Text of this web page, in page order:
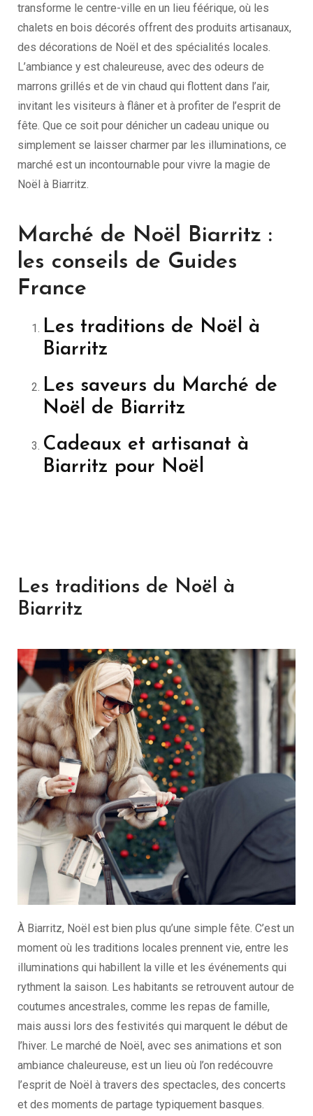
transforme le centre-ville en un lieu féérique, où les
chalets en bois décorés offrent des produits artisanaux,
des décorations de Noël et des spécialités locales.
L’ambiance y est chaleureuse, avec des odeurs de
marrons grillés et de vin chaud qui flottent dans l’air,
invitant les visiteurs à flâner et à profiter de l’esprit de
fête. Que ce soit pour dénicher un cadeau unique ou
simplement se laisser charmer par les illuminations, ce
marché est un incontournable pour vivre la magie de
Noël à Biarritz.
Marché de Noël Biarritz :
les conseils de Guides
France
Les traditions de Noël à
Biarritz
Les saveurs du Marché de
Noël de Biarritz
Cadeaux et artisanat à
Biarritz pour Noël
Les traditions de Noël à
Biarritz
À Biarritz, Noël est bien plus qu’une simple fête. C’est un
moment où les traditions locales prennent vie, entre les
illuminations qui habillent la ville et les événements qui
rythment la saison. Les habitants se retrouvent autour de
coutumes ancestrales, comme les repas de famille,
mais aussi lors des festivités qui marquent le début de
l’hiver. Le marché de Noël, avec ses animations et son
ambiance chaleureuse, est un lieu où l’on redécouvre
l’esprit de Noël à travers des spectacles, des concerts
et des moments de partage typiquement basques.